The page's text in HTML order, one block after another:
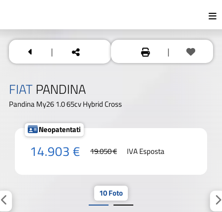
| |
FIAT PANDINA
Pandina My26 1.0 65cv Hybrid Cross
Neopatentati
14.903 € 19.050 € IVA Esposta
10 Foto